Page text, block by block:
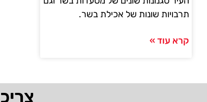
תרבויות שונות של אכילת בשר.
קרא עוד »